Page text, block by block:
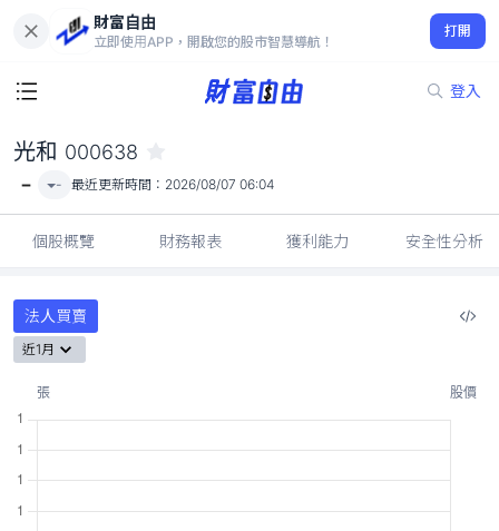
財富自由
立即使用APP，開啟您的股市智慧導航！
打開
登入
-
光和 000638
- - 最近更新時間： 2026/08/07 06:04
個股概覽 財務報表 獲利能力 安全性分析
法人買賣
近1月